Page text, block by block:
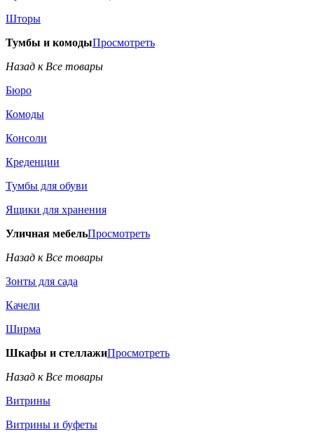
Шторы
Тумбы и комодыПросмотреть
Назад к Все товары
Бюро
Комоды
Консоли
Креденции
Тумбы для обуви
Ящики для хранения
Уличная мебельПросмотреть
Назад к Все товары
Зонты для сада
Качели
Ширма
Шкафы и стеллажиПросмотреть
Назад к Все товары
Витрины
Витрины и буфеты